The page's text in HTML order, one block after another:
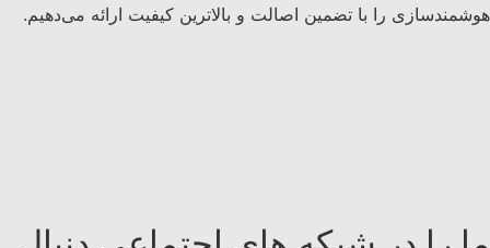
هوشمندسازی را با تضمین اصالت و بالاترین کیفیت ارائه می‌دهیم.